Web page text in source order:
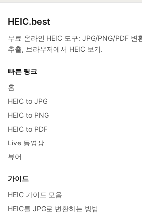
HEIC.best
무료 온라인 HEIC 도구: JPG/PNG/PDF 변
추출, 브라우저에서 HEIC 보기.
빠른 링크
홈
HEIC to JPG
HEIC to PNG
HEIC to PDF
Live 동영상
뷰어
가이드
HEIC 가이드 모음
HEIC를 JPG로 변환하는 방법